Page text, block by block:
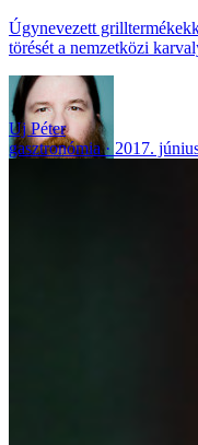
Úgynevezett
törését a nemzetközi
Uj Péter
gasztronómia
2017.